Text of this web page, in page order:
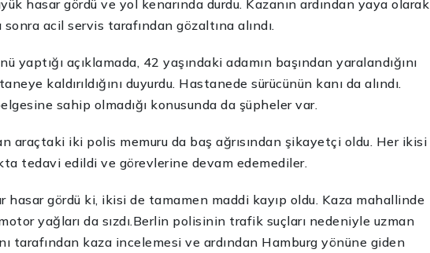
hasar gördü ve yol kenarında durdu. Kazanın ardından yaya olarak
acil servis tarafından gözaltına alındı.
yaptığı açıklamada, 42 yaşındaki adamın başından yaralandığını
kaldırıldığını duyurdu. Hastanede sürücünün kanı da alındı.
sahip olmadığı konusunda da şüpheler var.
araçtaki iki polis memuru da baş ağrısından şikayetçi oldu. Her ikisi
tedavi edildi ve görevlerine devam edemediler.
hasar gördü ki, ikisi de tamamen maddi kayıp oldu. Kaza mahallinde
yağları da sızdı.Berlin polisinin trafik suçları nedeniyle uzman
tarafından kaza incelemesi ve ardından Hamburg yönüne giden